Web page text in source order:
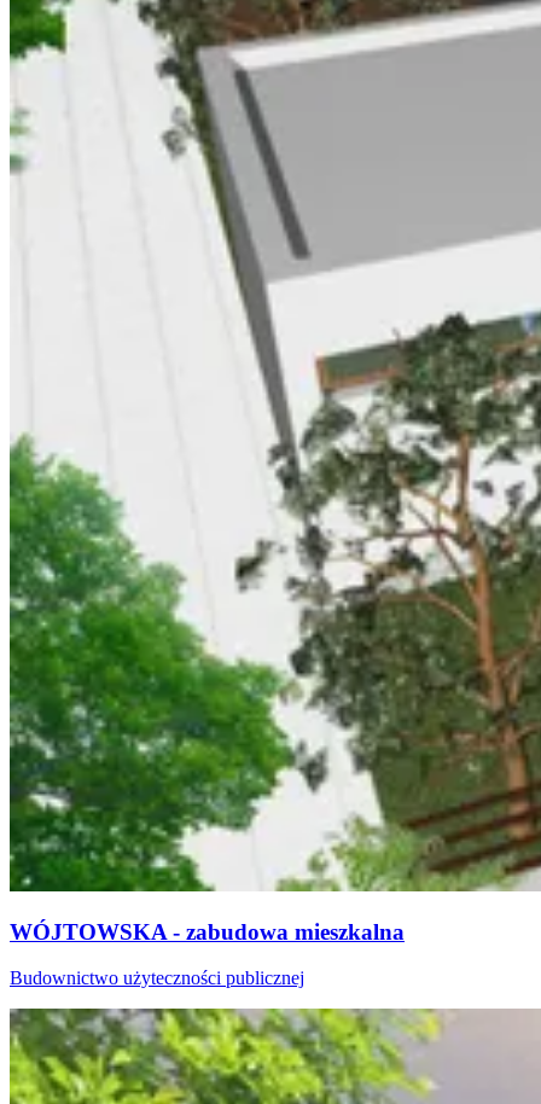
WÓJTOWSKA - zabudowa mieszkalna
Budownictwo użyteczności publicznej